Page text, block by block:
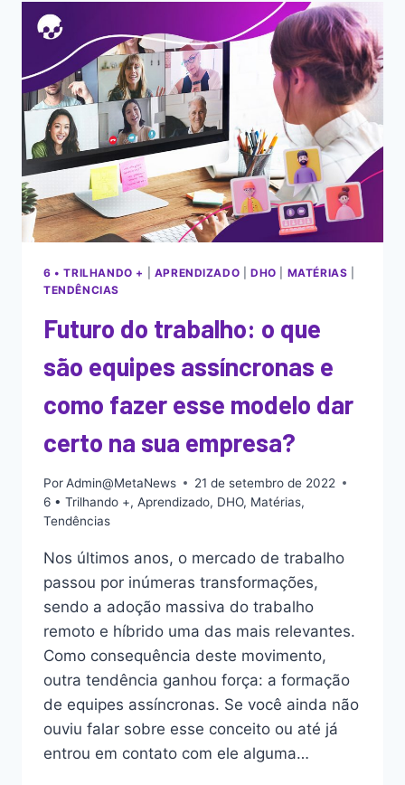
6 • TRILHANDO + APRENDIZADO |DHO MATÉRIAS
TENDÊNCIAS
Futuro do trabalho: o que
são equipes assíncronas e
como fazer esse modelo dar
certo na sua empresa?
PorAdmin@MetaNews
21 de setembro de 2022
6 • Trilhando +, Aprendizado, DHO, Matérias,
Tendências
Nos últimos anos, o mercado de trabalho
passou por inúmeras transformações,
sendo a adoção massiva do trabalho
remoto e híbrido uma das mais relevantes.
Como consequência deste movimento,
outra tendência ganhou força: a formação
de equipes assíncronas. Se você ainda não
ouviu falar sobre esse conceito ou até já
entrou em contato com ele alguma…